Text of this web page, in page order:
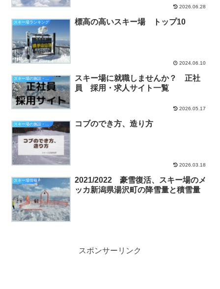
2026.06.28
スキー場ランキング 標高の高いスキー場 トップ10
2024.06.10
スキー場の施設・設備
スキー場に就職しませんか？ 正社
員 採用・求人サイト一覧
2026.05.17
スキー場の施設・設備 コブのでき方、造り方
2026.03.18
スキー場情報
2021/2022 豪雪復活、スキー場のメ
ッカ新潟県湯沢町の降雪量と積雪量
スポンサーリンク